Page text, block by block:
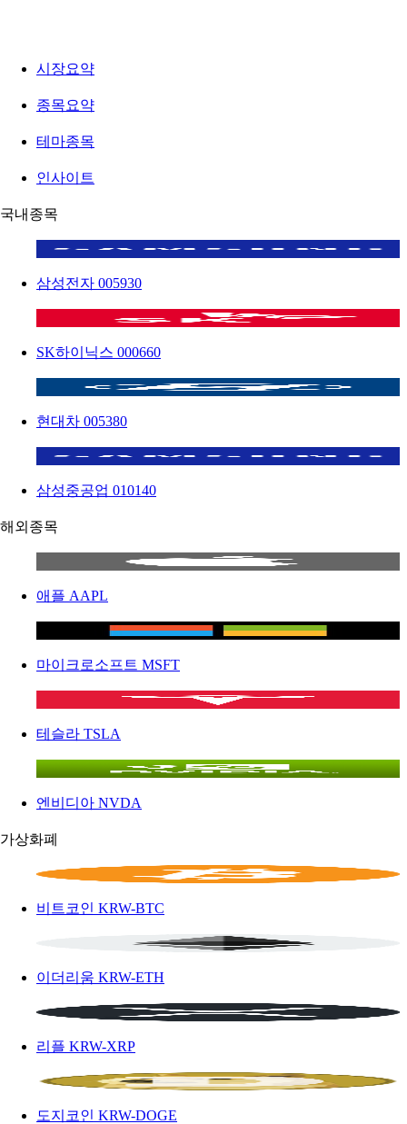
시장요약
종목요약
테마종목
인사이트
국내종목
삼성전자 005930
SK하이닉스 000660
현대차 005380
삼성중공업 010140
해외종목
애플 AAPL
마이크로소프트 MSFT
테슬라 TSLA
엔비디아 NVDA
가상화폐
비트코인 KRW-BTC
이더리움 KRW-ETH
리플 KRW-XRP
도지코인 KRW-DOGE